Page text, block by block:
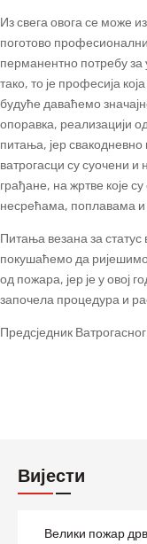
Из свега овога се може
поготово
перманентно потребу
тако, то је професија
будуће даваћемо
опоравка, реализацији
питања, јер
ватрогасци су суочени и
грађане, на жртве које
несрећама, поплавама и
Питања везана за статус
покушаћемо да
од пожара, јер је у овој
започела процедура и
Предсједник
Вијести
Велики пожар